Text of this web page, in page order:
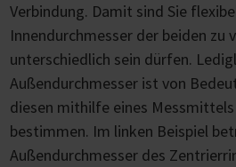
Verbindung. Damit sind Sie
Innendurchmesser der beiden zu
unterschiedlich sein dürfen.
Außendurchmesser ist von
diesen mithilfe eines Messmittels
bestimmen. Im linken Beispiel
Außendurchmesser des